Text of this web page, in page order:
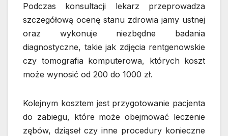
Podczas konsultacji lekarz przeprowadza
szczegółową ocenę stanu zdrowia jamy ustnej
oraz wykonuje niezbędne badania
diagnostyczne, takie jak zdjęcia rentgenowskie
czy tomografia komputerowa, których koszt
może wynosić od 200 do 1000 zł.
Kolejnym kosztem jest przygotowanie pacjenta
do zabiegu, które może obejmować leczenie
zębów, dziąseł czy inne procedury konieczne